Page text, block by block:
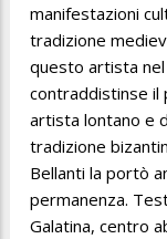
manifestazioni
tradizione
questo artista
contraddistinse il
artista lontano e
tradizione
Bellanti la portò
permanenza.
Galatina, centro